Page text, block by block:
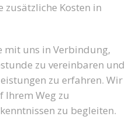
zusätzliche Kosten in
mit uns in Verbindung,
zu vereinbaren und
zu erfahren. Wir
Ihrem Weg zu
zu begleiten.